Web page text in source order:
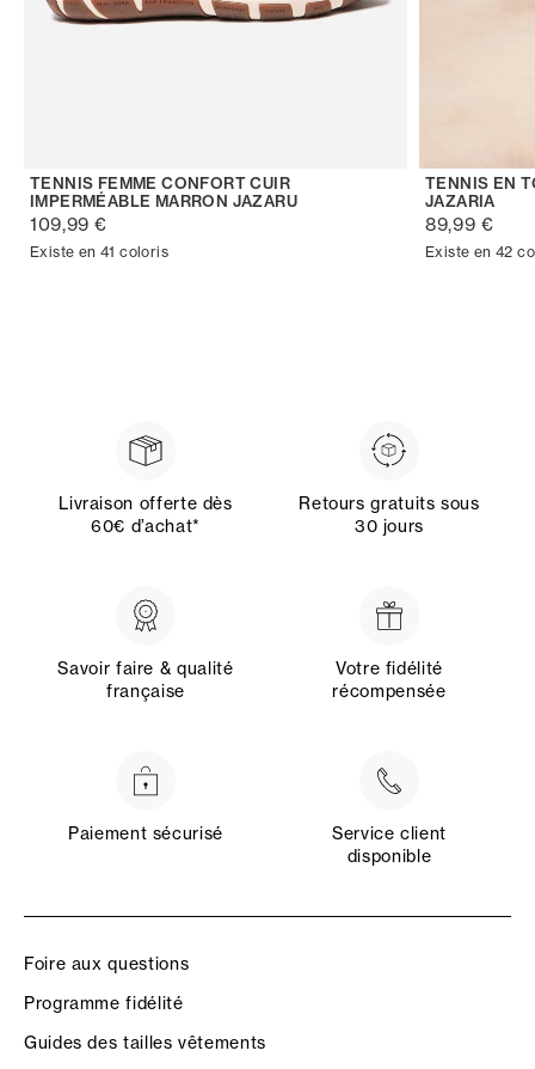
TENNIS FEMME CONFORT CUIR
IMPERMÉABLE MARRON JAZARU
109,99 €
Existe en 41 coloris
TENNIS EN
JAZARIA
89,99 €
Existe en 42
Livraison offerte dès
60€ d’achat*
Retours gratuits sous
30 jours
Savoir faire & qualité
française
Votre fidélité
récompensée
Paiement sécurisé
Service client
disponible
Foire aux questions
Programme fidélité
Guides des tailles vêtements